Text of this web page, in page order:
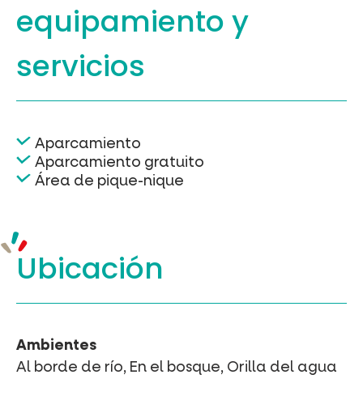
equipamientoy
servicios
Aparcamiento
Aparcamiento gratuito
Área de pique-nique
Ubicación
Ambientes
Al borde de río, En el bosque, Orilla del agua